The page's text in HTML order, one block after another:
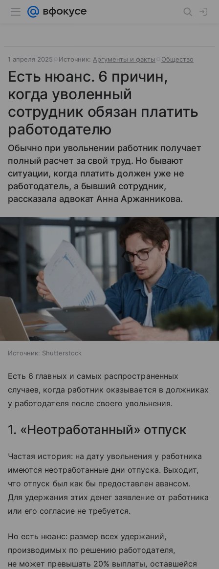
1 апреля 2025 Источник: Аргументы и факты Общество
Есть нюанс. 6 причин,
когда уволенный
сотрудник обязан платить
работодателю
Обычно при увольнении работник получает
полный расчет за свой труд. Но бывают
ситуации, когда платить должен уже не
работодатель, а бывший сотрудник,
рассказала адвокат Анна Аржанникова.
Источник: Shutterstock
Есть 6 главных и самых распространенных
случаев, когда работник оказывается в должниках
у работодателя после своего увольнения.
1. «Неотработанный» отпуск
Частая история: на дату увольнения у работника
имеются неотработанные дни отпуска. Выходит,
что отпуск был как бы предоставлен авансом.
Для удержания этих денег заявление от работника
или его согласие не требуется.
Но есть нюанс: размер всех удержаний,
производимых по решению работодателя,
не может превышать 20% выплаты, оставшейся